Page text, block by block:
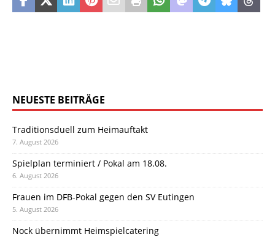
NEUESTE BEITRÄGE
Traditionsduell zum Heimauftakt
7. August 2026
Spielplan terminiert / Pokal am 18.08.
6. August 2026
Frauen im DFB-Pokal gegen den SV Eutingen
5. August 2026
Nock übernimmt Heimspielcatering